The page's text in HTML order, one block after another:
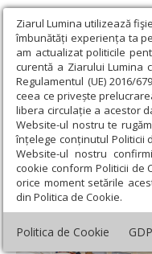
Ziarul Lumina utilizează
îmbunătăți experiența ta
am actualizat politicile
curentă a Ziarului Lumina
Regulamentul (UE) 2016/
ceea ce privește
libera circulație a acestor
Website-ul nostru te
înțelege conținutul Politicii
Website-ul nostru
cookie conform Politicii de
orice moment setările
din Politica de Cookie.
Politica de Cookie
Ziarul Lumina › Actualitate
preoțească semestrială la
Conferință
Palatul Patriarhiei